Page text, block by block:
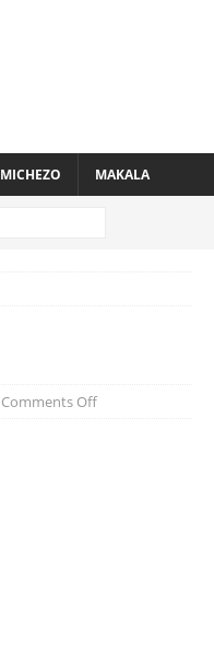
MICHEZO MAKALA
Comments Off